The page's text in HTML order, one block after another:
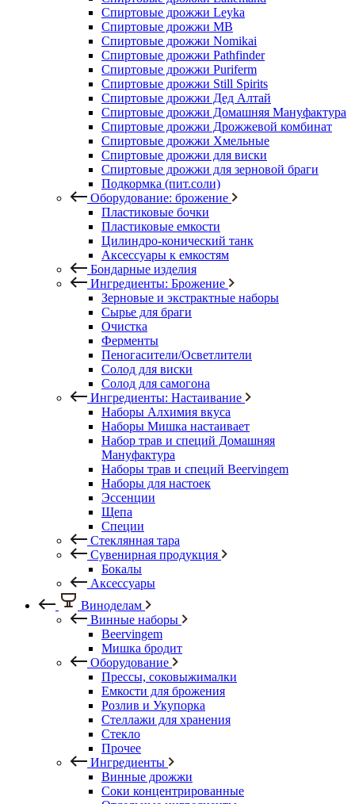
Спиртовые дрожжи Leyka
Спиртовые дрожжи MB
Спиртовые дрожжи Nomikai
Спиртовые дрожжи Pathfinder
Спиртовые дрожжи Puriferm
Спиртовые дрожжи Still Spirits
Спиртовые дрожжи Дед Алтай
Спиртовые дрожжи Домашняя Мануфактура
Спиртовые дрожжи Дрожжевой комбинат
Спиртовые дрожжи Хмельные
Спиртовые дрожжи для виски
Спиртовые дрожжи для зерновой браги
Подкормка (пит.соли)
Оборудование: брожение
Пластиковые бочки
Пластиковые емкости
Цилиндро-конический танк
Аксессуары к емкостям
Бондарные изделия
Ингредиенты: Брожение
Зерновые и экстрактные наборы
Сырье для браги
Очистка
Ферменты
Пеногасители/Осветлители
Солод для виски
Солод для самогона
Ингредиенты: Настаивание
Наборы Алхимия вкуса
Наборы Мишка настаивает
Набор трав и специй Домашняя
Мануфактура
Наборы трав и специй Beervingem
Наборы для настоек
Эссенции
Щепа
Специи
Стеклянная тара
Сувенирная продукция
Бокалы
Аксессуары
Виноделам
Винные наборы
Beervingem
Мишка бродит
Оборудование
Прессы, соковыжималки
Емкости для брожения
Розлив и Укупорка
Стеллажи для хранения
Стекло
Прочее
Ингредиенты
Винные дрожжи
Соки концентрированные